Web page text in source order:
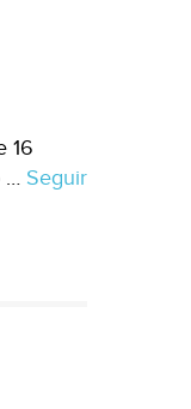
16
… Seguir